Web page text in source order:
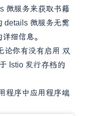
微服务来获取书籍
details 微服务无需
细信息。
论你有没有启用 双
Istio 发行存档的
程序中应用程序端